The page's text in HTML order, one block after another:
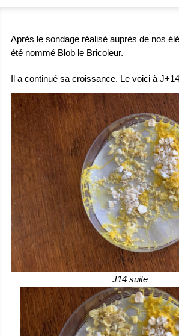
Après le sondage réalisé auprès de nos
été nommé Blob le Bricoleur.
Il a continué sa croissance. Le voici à
J14 suite